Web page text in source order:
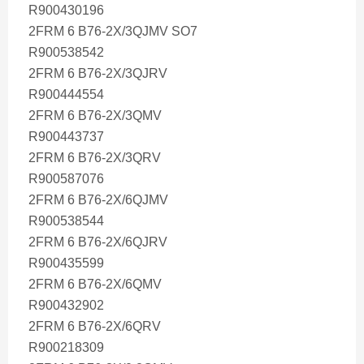
R900430196
2FRM 6 B76-2X/3QJMV SO7
R900538542
2FRM 6 B76-2X/3QJRV
R900444554
2FRM 6 B76-2X/3QMV
R900443737
2FRM 6 B76-2X/3QRV
R900587076
2FRM 6 B76-2X/6QJMV
R900538544
2FRM 6 B76-2X/6QJRV
R900435599
2FRM 6 B76-2X/6QMV
R900432902
2FRM 6 B76-2X/6QRV
R900218309